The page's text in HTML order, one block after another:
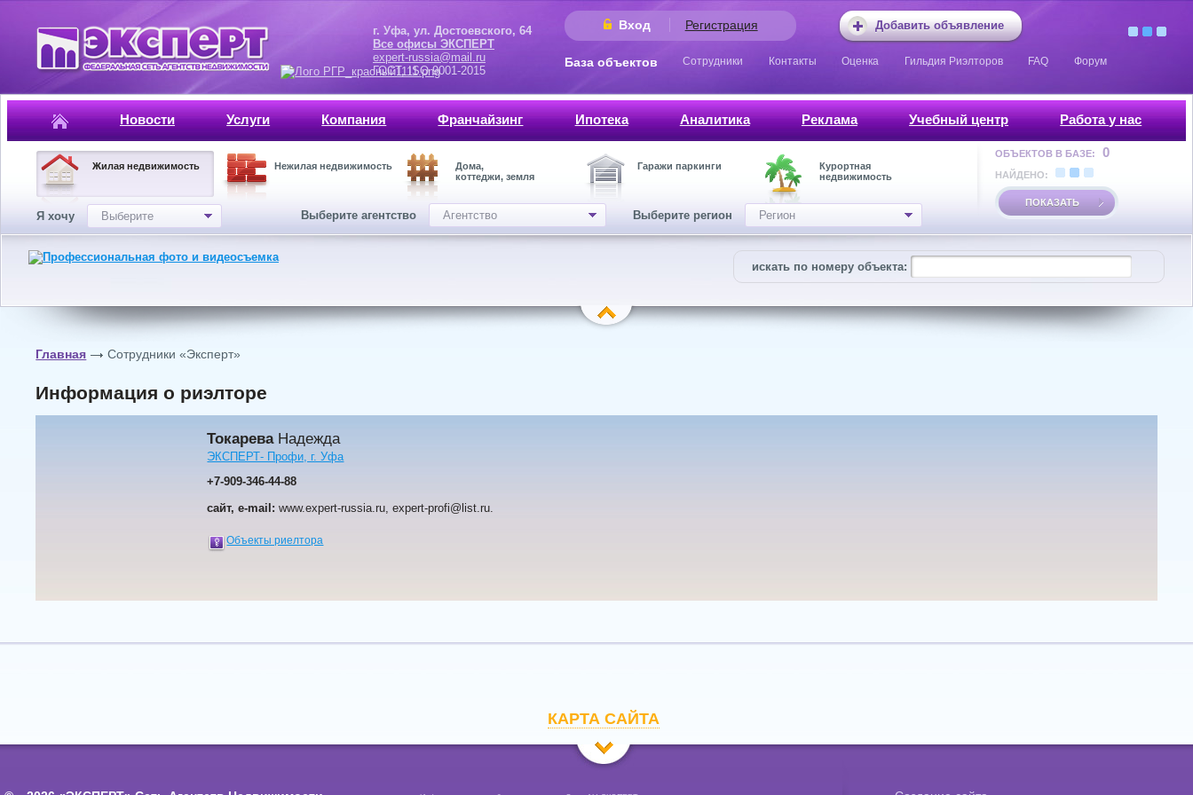
Добавить объявление
Вход Регистрация
г. Уфа, ул. Достоевского, 64
Все офисы ЭКСПЕРТ
expert-russia@mail.ru
ГОСТ, ISO 9001-2015
База объектов Сотрудники Контакты Оценка Гильдия Риэлторов FAQ Форум
Новости Услуги Компания Франчайзинг Ипотека Аналитика Реклама Учебный центр Работа у нас
Жилая недвижимость Нежилая недвижимость
Дома,
коттеджи, земля
Гаражи паркинги
Курортная
недвижимость
Я хочу Выберите Выберите агентство Агентство Выберите регион Регион
ОБЪЕКТОВ В БАЗЕ: 0
НАЙДЕНО:
ПОКАЗАТЬ
искать по номеру объекта:
Главная Сотрудники «Эксперт»
Информация о риэлторе
ТокареваНадежда
ЭКСПЕРТ- Профи, г. Уфа
+7-909-346-44-88
сайт, e-mail: www.expert-russia.ru, expert-profi@list.ru.
Объекты риелтора
КАРТА САЙТА